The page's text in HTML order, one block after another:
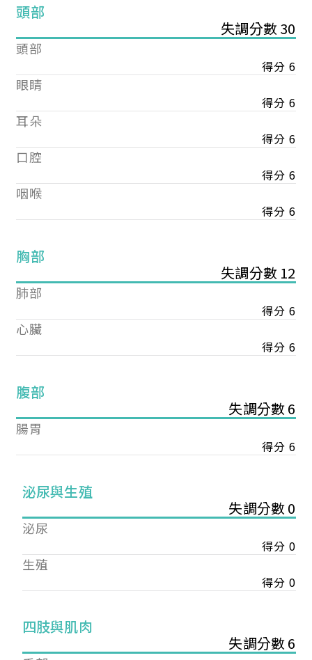
頭部
失調分數 30
頭部
得分 6
眼睛
得分 6
耳朵
得分 6
口腔
得分 6
咽喉
得分 6
胸部
失調分數 12
肺部
得分 6
心臟
得分 6
腹部
失調分數 6
腸胃
得分 6
泌尿與生殖
失調分數 0
泌尿
得分 0
生殖
得分 0
四肢與肌肉
失調分數 6
您已成功送出會員申請
您好，您的會員申請，已成功送出，經本協會理事